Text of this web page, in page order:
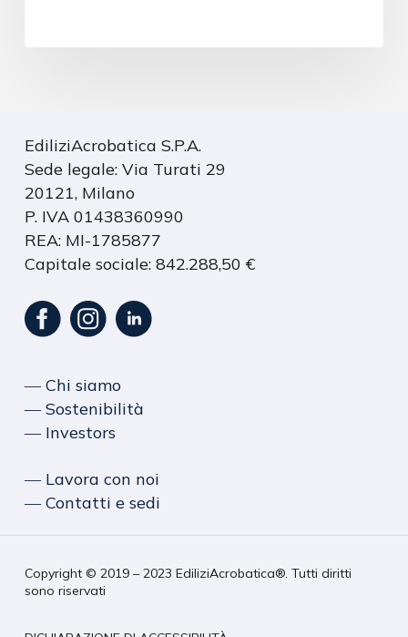
EdiliziAcrobatica S.P.A.
Sede legale: Via Turati 29
20121, Milano
P. IVA 01438360990
REA: MI-1785877
Capitale sociale: 842.288,50 €
― Chi siamo
― Sostenibilità
― Investors
― Lavora con noi
― Contatti e sedi
Copyright © 2019 – 2023 EdiliziAcrobatica®. Tutti diritti
sono riservati